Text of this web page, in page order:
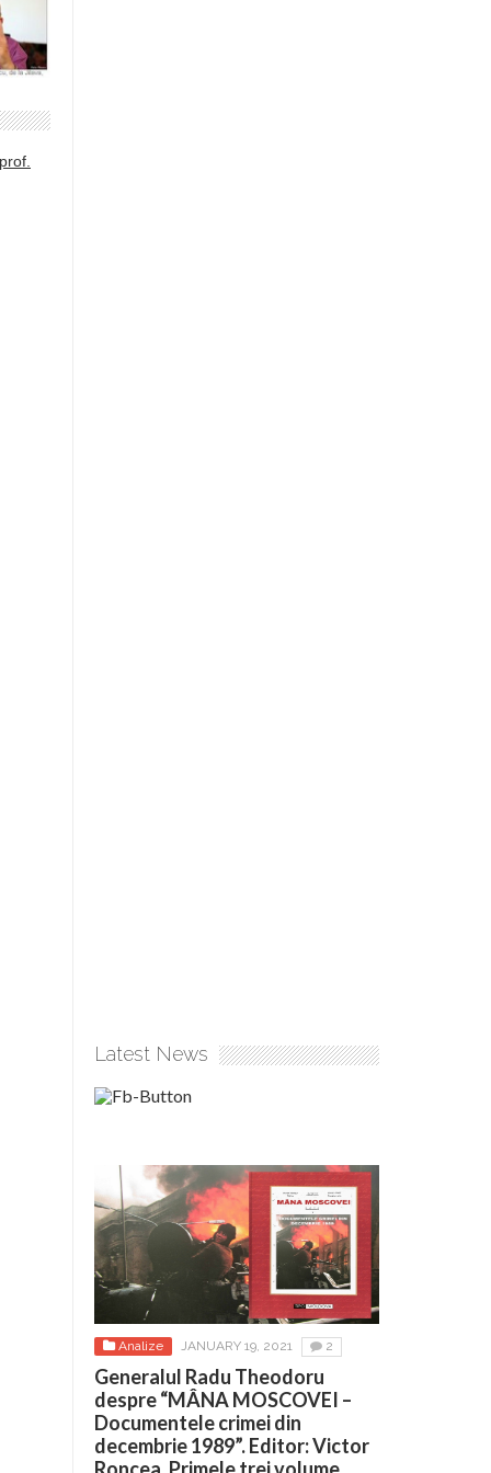
Latest News
Analize JANUARY 19, 2021 2
Generalul Radu Theodoru
despre “MÂNA MOSCOVEI –
Documentele crimei din
decembrie 1989”. Editor: Victor